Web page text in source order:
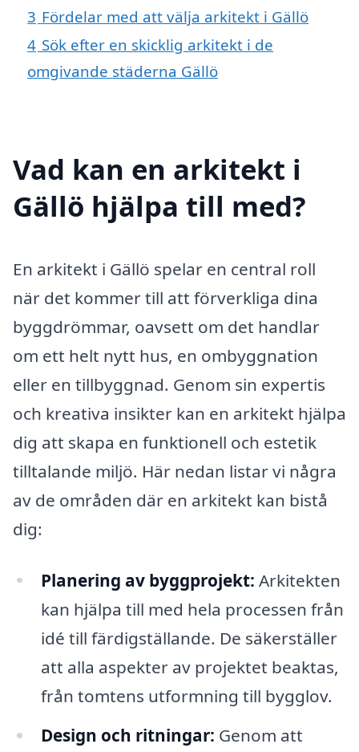
3 Fördelar med att välja arkitekt i Gällö
4 Sök efter en skicklig arkitekt i de
omgivande städerna Gällö
Vad kan en arkitekt i
Gällö hjälpa till med?
En arkitekt i Gällö spelar en central roll
när det kommer till att förverkliga dina
byggdrömmar, oavsett om det handlar
om ett helt nytt hus, en ombyggnation
eller en tillbyggnad. Genom sin expertis
och kreativa insikter kan en arkitekt hjälpa
dig att skapa en funktionell och estetik
tilltalande miljö. Här nedan listar vi några
av de områden där en arkitekt kan bistå
dig:
Planering av byggprojekt: Arkitekten
kan hjälpa till med hela processen från
idé till färdigställande. De säkerställer
att alla aspekter av projektet beaktas,
från tomtens utformning till bygglov.
Design och ritningar: Genom att